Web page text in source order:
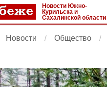
Новости Южно-
Курильска и
Сахалинской области
Новости Общество